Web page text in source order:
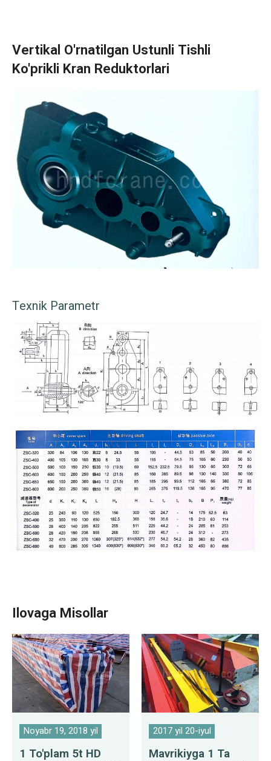
Vertikal O'rnatilgan Ustunli Tishli
Ko'prikli Kran Reduktorlari
Texnik Parametr
Ilovaga Misollar
Noyabr 19, 2018 yil
1 To'plam 5t HD
2017 yil 20-iyul
Mavrikiyga 1 Ta